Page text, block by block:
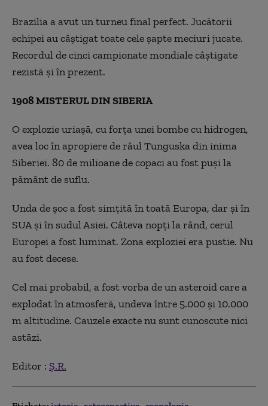
Brazilia a avut un turneu final perfect. Jucătorii
echipei au câștigat toate cele șapte meciuri jucate.
Recordul de cinci campionate mondiale câștigate
rezistă și în prezent.
1908 MISTERUL DIN SIBERIA
O explozie uriașă, cu forța unei bombe cu hidrogen,
avea loc în apropiere de râul Tunguska din inima
Siberiei. 80 de milioane de copaci au fost puși la
pământ de suflu.
Unda de șoc a fost simțită în toată Europa, dar și în
SUA și în sudul Asiei. Câteva nopți la rând, cerul
Europei a fost luminat. Zona exploziei era pustie. Nu
au fost decese.
Cel mai probabil, a fost vorba de un asteroid care a
explodat în atmosferă, undeva între 5.000 și 10.000
m altitudine. Cauzele exacte nu sunt cunoscute nici
astăzi.
Editor : Ș.R.